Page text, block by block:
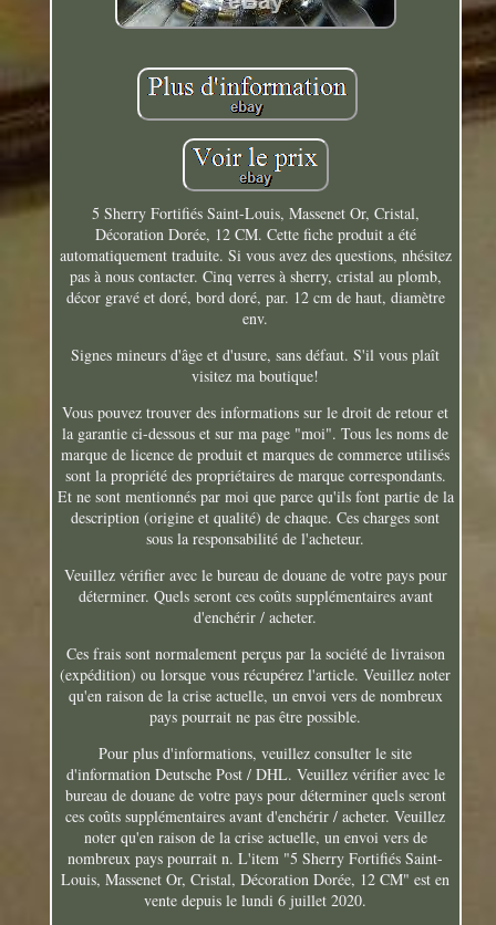
5 Sherry Fortifiés Saint-Louis, Massenet Or, Cristal,
Décoration Dorée, 12 CM. Cette fiche produit a été
automatiquement traduite. Si vous avez des questions, nhésitez
pas à nous contacter. Cinq verres à sherry, cristal au plomb,
décor gravé et doré, bord doré, par. 12 cm de haut, diamètre
env.
Signes mineurs d'âge et d'usure, sans défaut. S'il vous plaît
visitez ma boutique!
Vous pouvez trouver des informations sur le droit de retour et
la garantie ci-dessous et sur ma page "moi". Tous les noms de
marque de licence de produit et marques de commerce utilisés
sont la propriété des propriétaires de marque correspondants.
Et ne sont mentionnés par moi que parce qu'ils font partie de la
description (origine et qualité) de chaque. Ces charges sont
sous la responsabilité de l'acheteur.
Veuillez vérifier avec le bureau de douane de votre pays pour
déterminer. Quels seront ces coûts supplémentaires avant
d'enchérir / acheter.
Ces frais sont normalement perçus par la société de livraison
(expédition) ou lorsque vous récupérez l'article. Veuillez noter
qu'en raison de la crise actuelle, un envoi vers de nombreux
pays pourrait ne pas être possible.
Pour plus d'informations, veuillez consulter le site
d'information Deutsche Post / DHL. Veuillez vérifier avec le
bureau de douane de votre pays pour déterminer quels seront
ces coûts supplémentaires avant d'enchérir / acheter. Veuillez
noter qu'en raison de la crise actuelle, un envoi vers de
nombreux pays pourrait n. L'item "5 Sherry Fortifiés Saint-
Louis, Massenet Or, Cristal, Décoration Dorée, 12 CM" est en
vente depuis le lundi 6 juillet 2020.